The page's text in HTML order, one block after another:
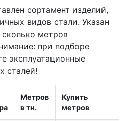
сортамент изделий,
видов стали. Указан
сколько метров
при подборе
эксплуатационные
сталей!
Метров
в тн.
Купить
метров